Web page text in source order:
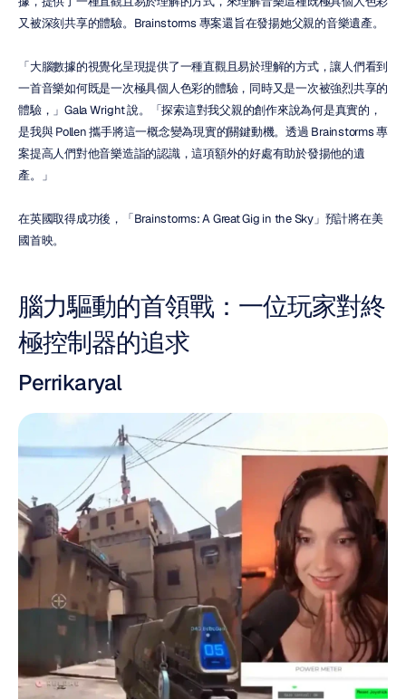
又被深刻共享的體驗。Brainstorms 專案還旨在發揚她父親的音樂遺產。
「大腦數據的視覺化呈現提供了一種直觀且易於理解的方式，讓人們看到
一首音樂如何既是一次極具個人色彩的體驗，同時又是一次被強烈共享的
體驗，」Gala Wright 說。「探索這對我父親的創作來說為何是真實的，
是我與 Pollen 攜手將這一概念變為現實的關鍵動機。透過 Brainstorms 專
案提高人們對他音樂造詣的認識，這項額外的好處有助於發揚他的遺
產。」
在英國取得成功後，「Brainstorms: A Great Gig in the Sky」預計將在美
國首映。
腦力驅動的首領戰：一位玩家對終
極控制器的追求
Perrikaryal